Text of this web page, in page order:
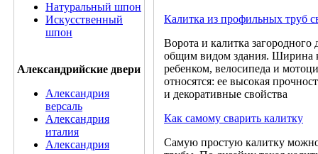
Натуральный шпон
Искусственный
шпон
Александрийские двери
Александрия
версаль
Александрия
италия
Александрия
Калитка из профильных труб
Ворота и калитка
общим видом здания. Ширина
ребенком, велосипеда и
относятся: ее высокая
и декоративные свойства
Как самому сварить калитку
Самую простую калитку можно